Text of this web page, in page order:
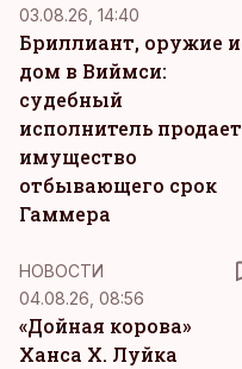
03.08.26, 14:40
Бриллиант, оружие и
дом в Виймси:
судебный
исполнитель продает
имущество
отбывающего срок
Гаммера
НОВОСТИ
04.08.26, 08:56
«Дойная корова»
Ханса Х. Луйка